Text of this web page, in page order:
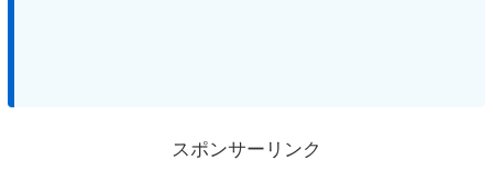
スポンサーリンク